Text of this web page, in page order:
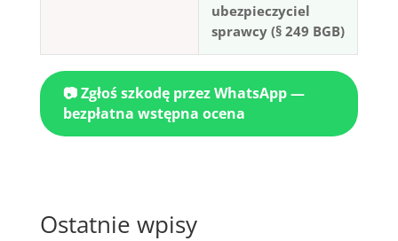
ubezpieczyciel
sprawcy (§ 249 BGB)
📷 Zgłoś szkodę przez WhatsApp —
bezpłatna wstępna ocena
Ostatnie wpisy